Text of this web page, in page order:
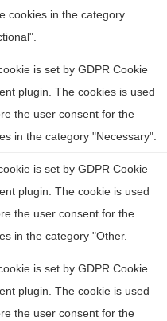
cookies in the category
is set by GDPR Cookie
plugin. The cookies is used
the user consent for the
in the category "Necessary".
is set by GDPR Cookie
plugin. The cookie is used
the user consent for the
in the category "Other.
is set by GDPR Cookie
plugin. The cookie is used
the user consent for the